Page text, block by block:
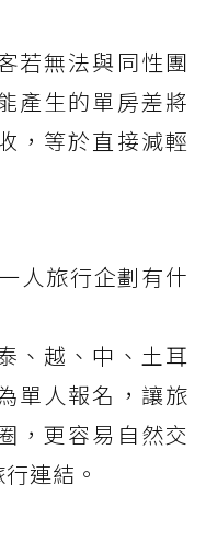
若無法與同性團
產生的單房差將
，等於直接減輕
人旅行企劃有什
、越、中、土耳
單人報名，讓旅
，更容易自然交
連結。